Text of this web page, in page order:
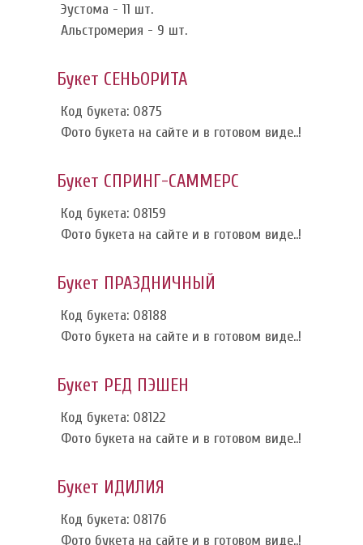
Эустома - 11 шт.
Альстромерия - 9 шт.
Букет СЕНЬОРИТА
Код букета: 0875
Фото букета на сайте и в готовом виде..!
Букет СПРИНГ-САММЕРС
Код букета: 08159
Фото букета на сайте и в готовом виде..!
Букет ПРАЗДНИЧНЫЙ
Код букета: 08188
Фото букета на сайте и в готовом виде..!
Букет РЕД ПЭШЕН
Код букета: 08122
Фото букета на сайте и в готовом виде..!
Букет ИДИЛИЯ
Код букета: 08176
Фото букета на сайте и в готовом виде..!